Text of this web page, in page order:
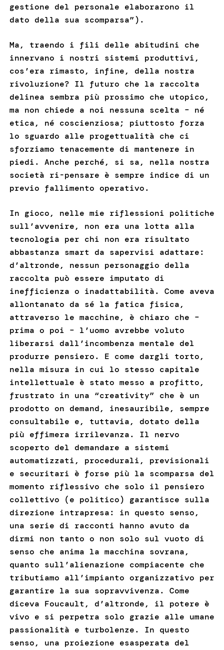
gestione del personale elaborarono il
dato della sua scomparsa”).
Ma, traendo i fili delle abitudini che
innervano i nostri sistemi produttivi,
cos’era rimasto, infine, della nostra
rivoluzione? Il futuro che la raccolta
delinea sembra più prossimo che utopico,
ma non chiede a noi nessuna scelta – né
etica, né coscienziosa; piuttosto forza
lo sguardo alle progettualità che ci
sforziamo tenacemente di mantenere in
piedi. Anche perché, si sa, nella nostra
società ri-pensare è sempre indice di un
previo fallimento operativo.
In gioco, nelle mie riflessioni politiche
sull’avvenire, non era una lotta alla
tecnologia per chi non era risultato
abbastanza smart da sapervisi adattare:
d’altronde, nessun personaggio della
raccolta può essere imputato di
inefficienza o inadattabilità. Come aveva
allontanato da sé la fatica fisica,
attraverso le macchine, è chiaro che –
prima o poi – l’uomo avrebbe voluto
liberarsi dall’incombenza mentale del
produrre pensiero. E come dargli torto,
nella misura in cui lo stesso capitale
intellettuale è stato messo a profitto,
frustrato in una “creativity” che è un
prodotto on demand, inesauribile, sempre
consultabile e, tuttavia, dotato della
più effimera irrilevanza. Il nervo
scoperto del demandare a sistemi
automatizzati, procedurali, previsionali
e securitari è forse più la scomparsa del
momento riflessivo che solo il pensiero
collettivo (e politico) garantisce sulla
direzione intrapresa: in questo senso,
una serie di racconti hanno avuto da
dirmi non tanto o non solo sul vuoto di
senso che anima la macchina sovrana,
quanto sull’alienazione compiacente che
tributiamo all’impianto organizzativo per
garantire la sua sopravvivenza. Come
diceva Foucault, d’altronde, il potere è
vivo e si perpetra solo grazie alle umane
passionalità e turbolenze. In questo
senso, una proiezione esasperata del